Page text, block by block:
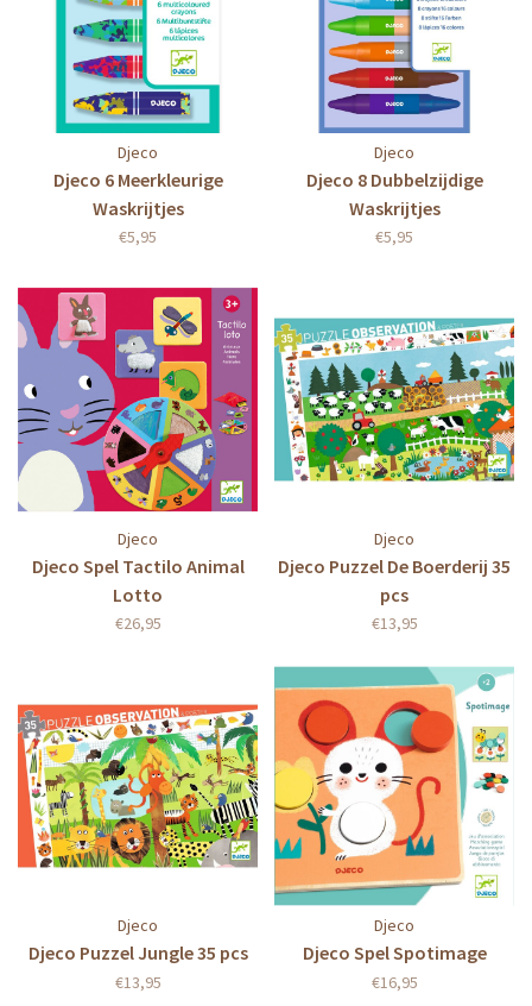
Djeco
Djeco 6 Meerkleurige
Waskrijtjes
€5,95
Djeco
Djeco 8 Dubbelzijdige
Waskrijtjes
€5,95
Djeco
Djeco Spel Tactilo Animal
Lotto
€26,95
Djeco
Djeco Puzzel De Boerderij 35
pcs
€13,95
Djeco
Djeco Puzzel Jungle 35 pcs
€13,95
Djeco
Djeco Spel Spotimage
€16,95